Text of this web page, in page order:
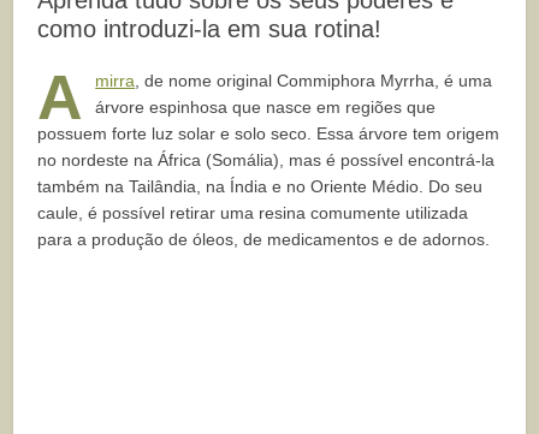
como introduzi-la em sua rotina!
A mirra , de nome original Commiphora Myrrha, é uma
árvore espinhosa que nasce em regiões que
possuem forte luz solar e solo seco. Essa árvore tem origem
no nordeste na África (Somália), mas é possível encontrá-la
também na Tailândia, na Índia e no Oriente Médio. Do seu
caule, é possível retirar uma resina comumente utilizada
para a produção de óleos, de medicamentos e de adornos.